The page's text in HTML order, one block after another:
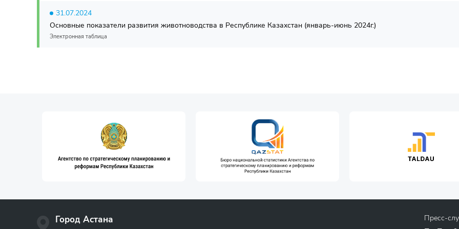
31.07.2024
Основные показатели развития животноводства в Республике Казахстан (январь-июнь 2024г.)
Электронная таблица
Город Астана
Пресс-